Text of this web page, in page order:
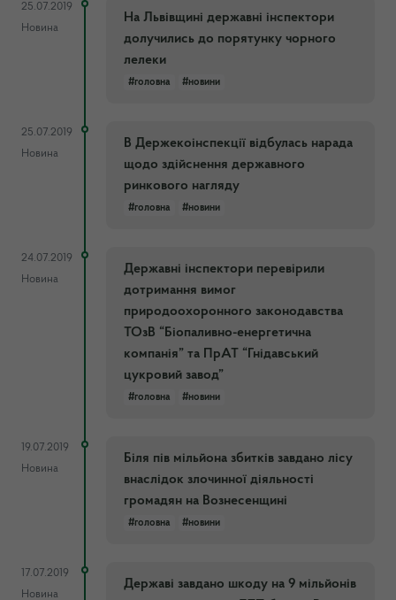
25.07.2019
Новина
На Львівщині державні інспектори
долучились до порятунку чорного
лелеки
#головна #новини
25.07.2019
Новина
В Держекоінспекції відбулась нарада
щодо здійснення державного
ринкового нагляду
#головна #новини
24.07.2019
Новина
Державні інспектори перевірили
дотримання вимог
природоохоронного законодавства
ТОзВ “Біопаливно-енергетична
компанія” та ПрАТ “Гнідавський
цукровий завод”
#головна #новини
19.07.2019
Новина
Біля пів мільйона збитків завдано лісу
внаслідок злочинної діяльності
громадян на Вознесенщині
#головна #новини
17.07.2019
Новина
Державі завдано шкоду на 9 мільйонів